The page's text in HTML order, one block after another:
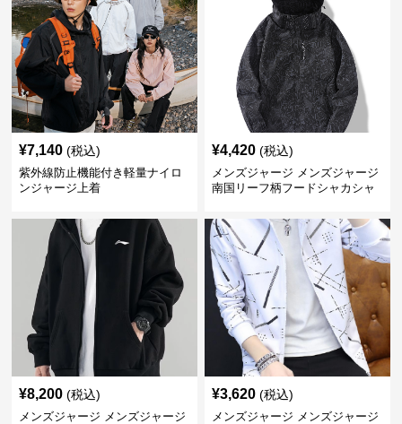
¥7,140 (税込)
紫外線防止機能付き軽量ナイロ
ンジャージ上着
¥4,420 (税込)
メンズジャージ メンズジャージ
南国リーフ柄フードシャカシャ
¥8,200 (税込)
メンズジャージ メンズジャージ
¥3,620 (税込)
メンズジャージ メンズジャージ